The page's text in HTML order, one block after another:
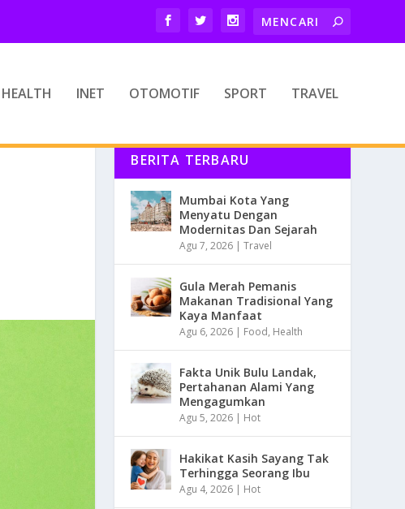
HEALTH INET OTOMOTIF SPORT TRAVEL
BERITA TERBARU
Mumbai Kota Yang
Menyatu Dengan
Modernitas Dan Sejarah
Agu 7, 2026 |Travel
Gula Merah Pemanis
Makanan Tradisional Yang
Kaya Manfaat
Agu 6, 2026 | Food, Health
Fakta Unik Bulu Landak,
Pertahanan Alami Yang
Mengagumkan
Agu 5, 2026 | Hot
Hakikat Kasih Sayang Tak
Terhingga Seorang Ibu
Agu 4, 2026 | Hot